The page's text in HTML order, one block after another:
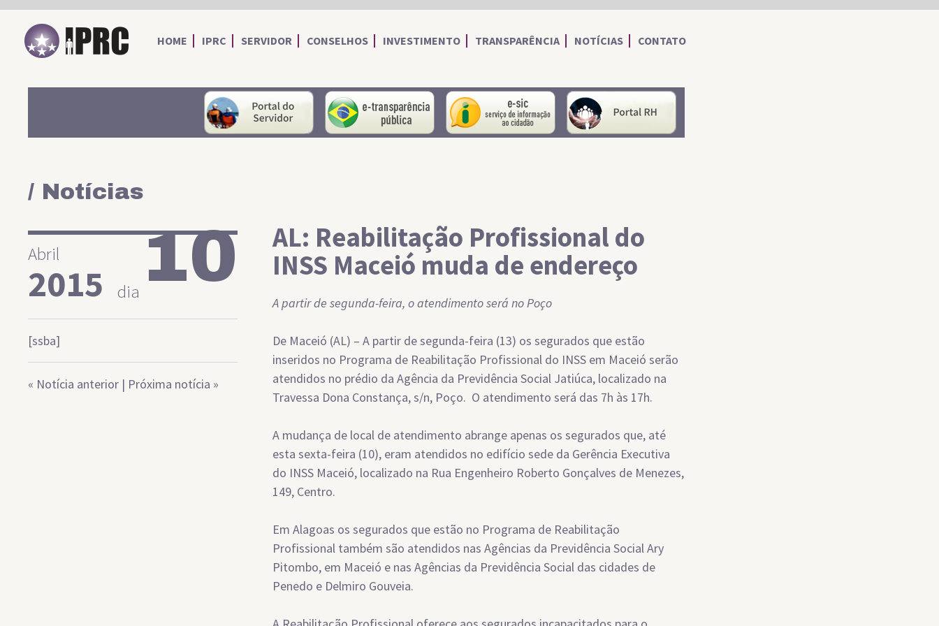
IPRC
HOME IPRC SERVIDOR CONSELHOS INVESTIMENTO TRANSPARÊNCIA NOTÍCIAS CONTATO
portal do servidor portal da transparência Serviço de Informações ao Cidadão
/ Notícias
Abril
2015 dia10
[ssba]
« Notícia anterior | Próxima notícia »
AL: Reabilitação Profissional do
INSS Maceió muda de endereço
A partir de segunda-feira, o atendimento será no Poço
De Maceió (AL) – A partir de segunda-feira (13) os segurados que estão
inseridos no Programa de Reabilitação Profissional do INSS em Maceió serão
atendidos no prédio da Agência da Previdência Social Jatiúca, localizado na
Travessa Dona Constança, s/n, Poço. O atendimento será das 7h às 17h.
A mudança de local de atendimento abrange apenas os segurados que, até
esta sexta-feira (10), eram atendidos no edifício sede da Gerência Executiva
do INSS Maceió, localizado na Rua Engenheiro Roberto Gonçalves de Menezes,
149, Centro.
Em Alagoas os segurados que estão no Programa de Reabilitação
Profissional também são atendidos nas Agências da Previdência Social Ary
Pitombo, em Maceió e nas Agências da Previdência Social das cidades de
Penedo e Delmiro Gouveia.